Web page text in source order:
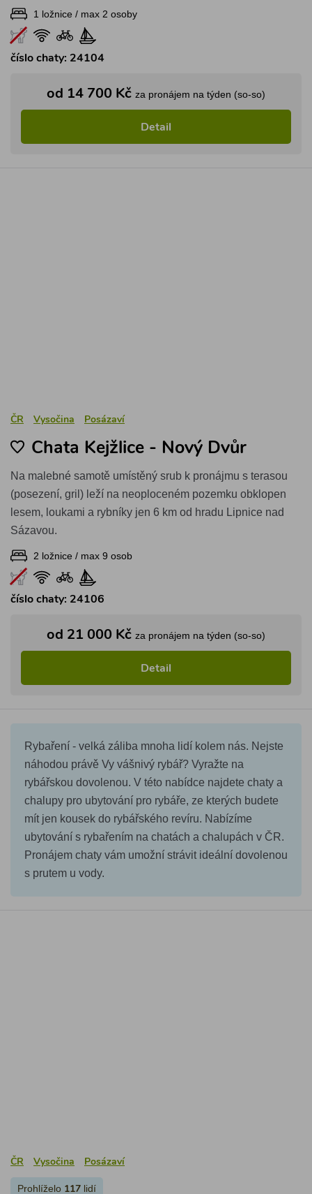
1 ložnice / max 2 osoby
číslo chaty: 24104
od 14 700 Kč za pronájem na týden (so-so)
Detail
ČR Vysočina Posázaví
Chata Kejžlice - Nový Dvůr
Na malebné samotě umístěný srub k pronájmu s terasou
(posezení, gril) leží na neoploceném pozemku obklopen
lesem, loukami a rybníky jen 6 km od hradu Lipnice nad
Sázavou.
2 ložnice / max 9 osob
číslo chaty: 24106
od 21 000 Kč za pronájem na týden (so-so)
Detail
Rybaření - velká záliba mnoha lidí kolem nás. Nejste
náhodou právě Vy vášnivý rybář? Vyražte na
rybářskou dovolenou. V této nabídce najdete chaty a
chalupy pro ubytování pro rybáře, ze kterých budete
mít jen kousek do rybářského revíru. Nabízíme
ubytování s rybařením na chatách a chalupách v ČR.
Pronájem chaty vám umožní strávit ideální dovolenou
s prutem u vody.
ČR Vysočina Posázaví
Prohlíželo 117 lidí